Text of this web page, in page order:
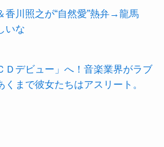
香川照之が“自然愛”熱弁→龍馬
いな
Ｄデビュー」へ！音楽業界がラブ
まで彼女たちはアスリート。